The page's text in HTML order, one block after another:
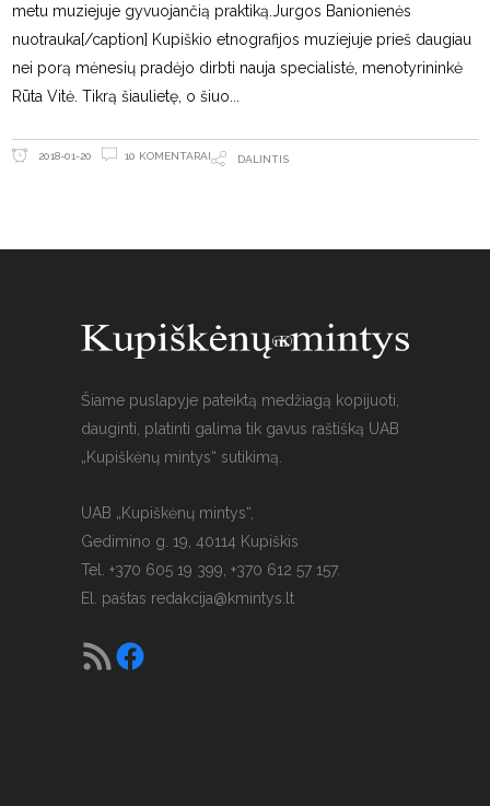
metu muziejuje gyvuojančią praktiką.Jurgos Banionienės
nuotrauka[/caption] Kupiškio etnografijos muziejuje prieš daugiau
nei porą mėnesių pradėjo dirbti nauja specialistė, menotyrininkė
Rūta Vitė. Tikrą šiaulietę, o šiuo
2018-01-20 10 KOMENTARAI DALINTIS
Šiame puslapyje pateiktą medžiagą kopijuoti,
dauginti, platinti galima tik gavus raštišką UAB
„Kupiškėnų mintys“ sutikimą.
UAB „Kupiškėnų mintys“,
Gedimino g. 19, 40114 Kupiškis
Tel. +370 605 19 399, +370 612 57 157.
El. paštas redakcija@kmintys.lt